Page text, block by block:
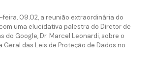
09.02, a reunião extraordinária do
uma elucidativa palestra do Diretor de
do Google, Dr. Marcel Leonardi, sobre o
Geral das Leis de Proteção de Dados no